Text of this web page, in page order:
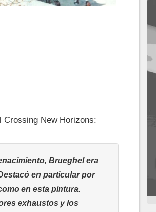
Crossing New Horizons:
Brueghel era
en particular por
en esta pintura.
exhaustos y los